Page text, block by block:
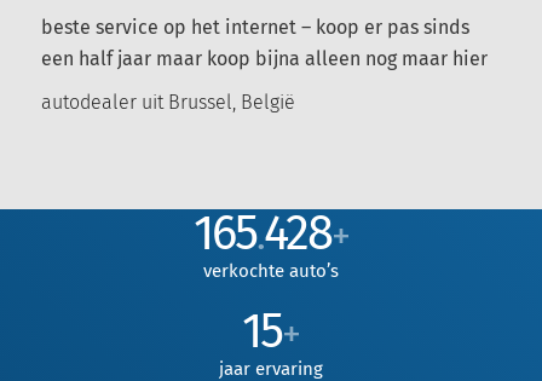
beste service op het internet – koop er pas sinds
een half jaar maar koop bijna alleen nog maar hier
autodealer uit Brussel, België
165.428+
verkochte auto’s
15+
jaar ervaring